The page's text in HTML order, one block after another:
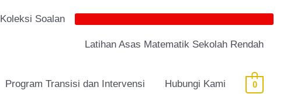
Koleksi Soalan
Latihan Asas Matematik Sekolah Rendah
Program Transisi dan Intervensi Hubungi Kami 0